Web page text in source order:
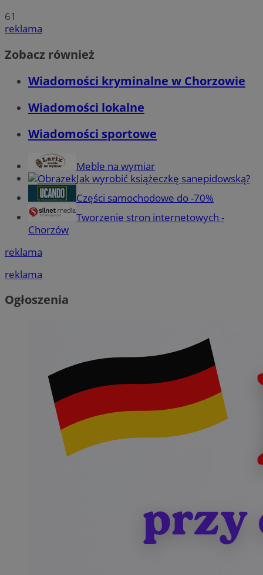
61
reklama
Zobacz również
Wiadomości kryminalne w Chorzowie
Wiadomości lokalne
Wiadomości sportowe
Meble na wymiar
Jak wyrobić książeczkę sanepidowską?
Części samochodowe do -70%
Tworzenie stron internetowych -
Chorzów
reklama
reklama
Ogłoszenia